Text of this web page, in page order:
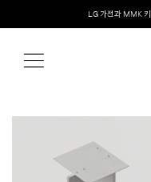
Welcome! 신규 회원가